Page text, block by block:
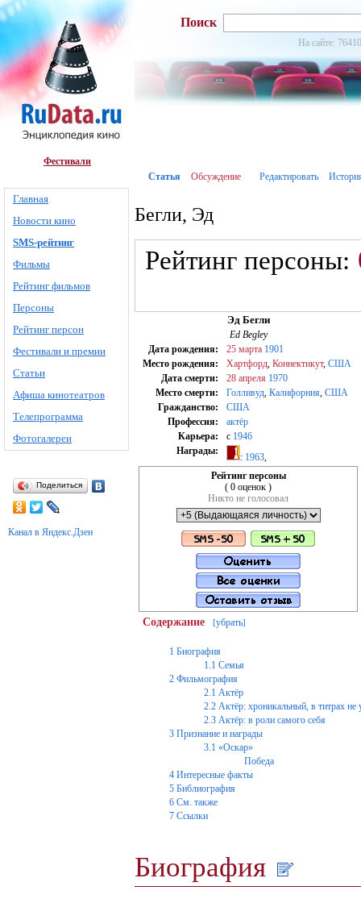
Фестивали
Главная
Новости кино
SMS-рейтинг
Фильмы
Рейтинг фильмов
Персоны
Рейтинг персон
Фестивали и премии
Статьи
Афиша кинотеатров
Телепрограмма
Фотогалереи
Поделиться
Канал в Яндекс.Дзен
Поиск
На сайте:
Статья Обсуждение Редактировать
Бегли, Эд
Рейтинг персоны:
Эд Бегли
Ed Begley
Дата рождения:
25 марта 1901
Место рождения:
Хартфорд Коннектикут, США
Дата смерти:
28 апреля 1970
Место смерти:
Голливуд Калифорния США
Гражданство:
США
Профессия:
актёр
Карьера:
c 1946
Награды:
: 1963
Рейтинг персоны
( 0 оценок )
Никто не голосовал
Содержание [убрать]
1 Биография
1.1 Семья
2 Фильмография
2.1 Актёр
2.2 Актёр: хроникальный, в титрах не
2.3 Актёр: в роли самого себя
3 Признание и награды
3.1 «Оскар»
Победа
4 Интересные факты
5 Библиография
6 См. также
7 Ссылки
Биография